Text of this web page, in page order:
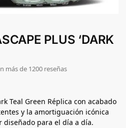
PLUS ‘DARK
más de 1200 reseñas
Teal Green Réplica con acabado
y la amortiguación icónica
para el día a día.